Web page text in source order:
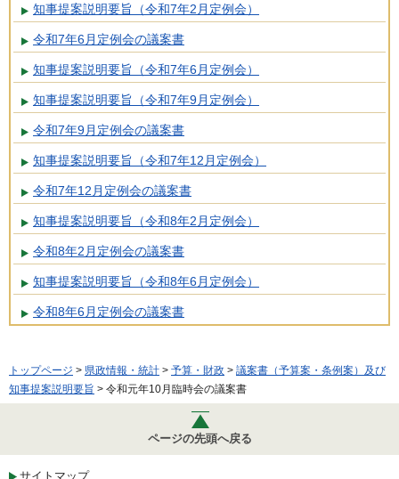
知事提案説明要旨（令和7年2月定例会）
令和7年6月定例会の議案書
知事提案説明要旨（令和7年6月定例会）
知事提案説明要旨（令和7年9月定例会）
令和7年9月定例会の議案書
知事提案説明要旨（令和7年12月定例会）
令和7年12月定例会の議案書
知事提案説明要旨（令和8年2月定例会）
令和8年2月定例会の議案書
知事提案説明要旨（令和8年6月定例会）
令和8年6月定例会の議案書
トップページ > 県政情報・統計 > 予算・財政 > 議案書（予算案・条例案）及び
知事提案説明要旨 > 令和元年10月臨時会の議案書
ページの先頭へ戻る
サイトマップ